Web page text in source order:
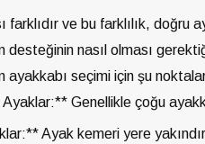
farklıdır ve bu farklılık,
desteğinin nasıl olması
ayakkabı seçimi için şu
Genellikle çoğu
Ayak kemeri yere